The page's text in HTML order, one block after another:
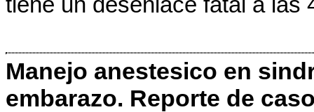
Manejo anestesico en
embarazo. Reporte de